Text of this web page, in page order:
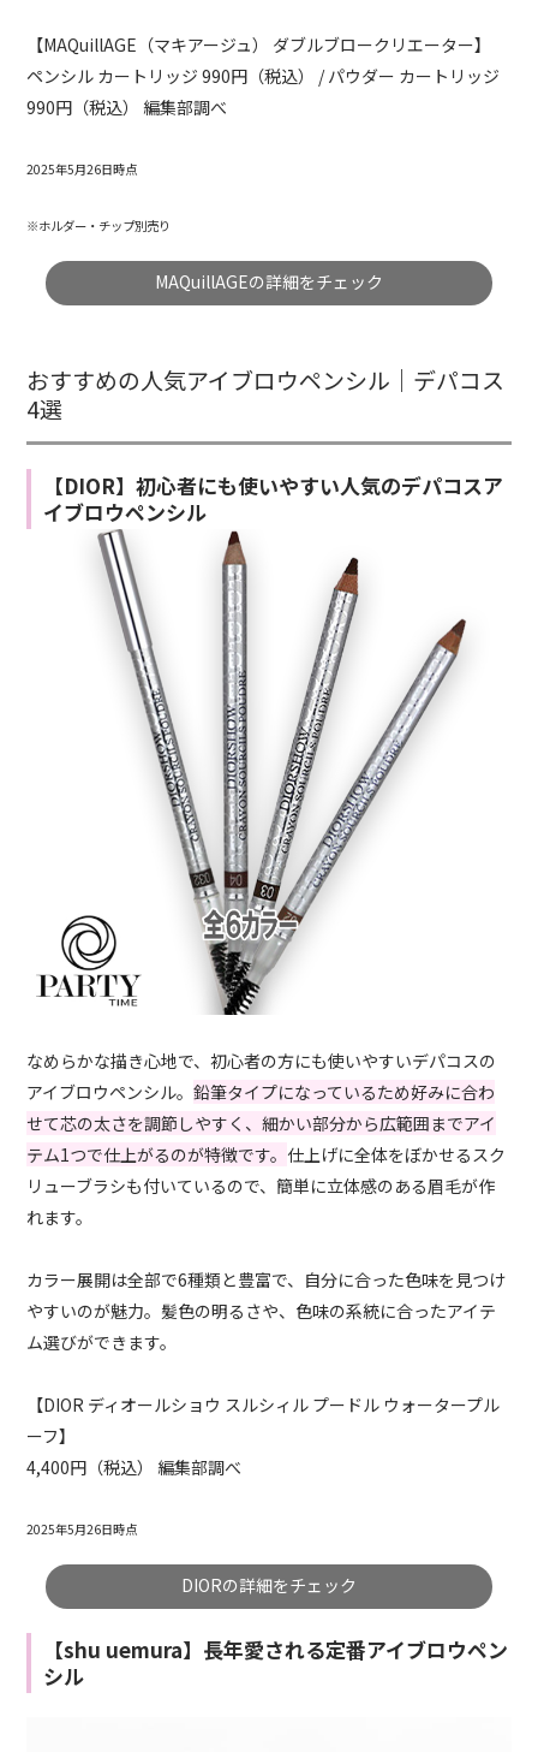
【MAQuillAGE（マキアージュ） ダブルブロークリエーター】
ペンシル カートリッジ 990円（税込） / パウダー カートリッジ
990円（税込） 編集部調べ
2025年5月26日時点
※ホルダー・チップ別売り
MAQuillAGEの詳細をチェック
おすすめの人気アイブロウペンシル｜デパコス
4選
【DIOR】初心者にも使いやすい人気のデパコスア
イブロウペンシル
なめらかな描き心地で、初心者の方にも使いやすいデパコスの
アイブロウペンシル。鉛筆タイプになっているため好みに合わ
せて芯の太さを調節しやすく、細かい部分から広範囲までアイ
テム1つで仕上がるのが特徴です。 仕上げに全体をぼかせるスク
リューブラシも付いているので、簡単に立体感のある眉毛が作
れます。
カラー展開は全部で6種類と豊富で、自分に合った色味を見つけ
やすいのが魅力。髪色の明るさや、色味の系統に合ったアイテ
ム選びができます。
【DIOR ディオールショウ スルシィル プードル ウォータープル
ーフ】
4,400円（税込） 編集部調べ
2025年5月26日時点
DIORの詳細をチェック
【shu uemura】長年愛される定番アイブロウペン
シル